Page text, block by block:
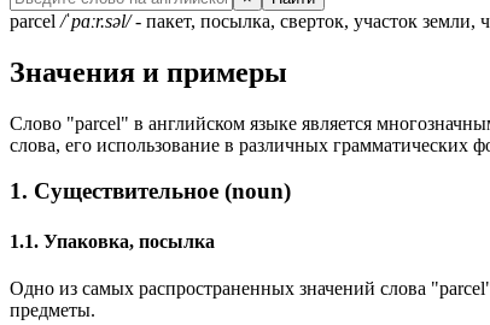
parcel /ˈpɑːr.səl/- пакет, посылка, сверток, участок земли,
Значения и примеры
Слово "parcel" в английском языке является
слова, его использование в различных
1. Существительное (noun)
1.1. Упаковка, посылка
Одно из самых распространенных значений слова
предметы.